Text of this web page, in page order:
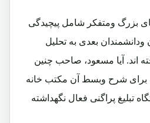
بزرگ ومتفکر شامل پیچیدگی
بعدی به تحلیل
اند. آیا مسعود، صاحب چنین
برای شرح وبسط آن مکتب خانه
تبلیغ پراگنی فعال نگهداشته